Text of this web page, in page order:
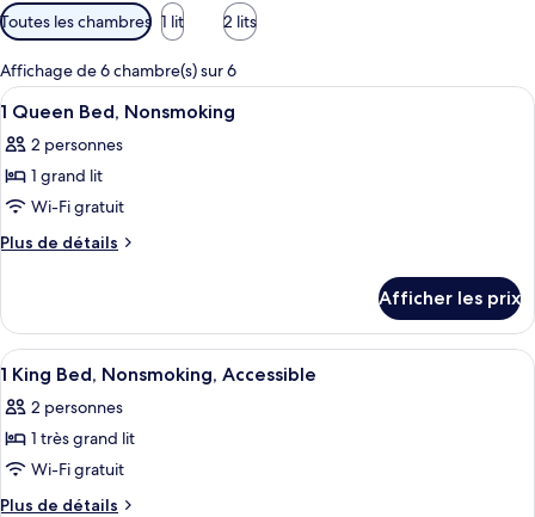
Filtres
disponibles
pour
les
chambres
Toutes les chambres 1 lit 2 lits
Affichage de 6 chambre(s) sur 6
Afficher
toutes
les
photos
pour
ce
chambre :
Queen
Bed,
Nonsmoking
Bureau, système d’insonorisation, fer
4
1 Queen Bed, Nonsmoking
2 personnes
1 grand lit
Wi-Fi gratuit
Plus de détails
Plus
1
Queen
Bed,
Nonsmoking
Afficher les prix
Afficher
toutes
les
photos
pour
ce
Bureau, système d’insonorisation, fer
4
1 King Bed, Nonsmoking, Accessible
2 personnes
1 très grand lit
Wi-Fi gratuit
Plus de détails
Plus